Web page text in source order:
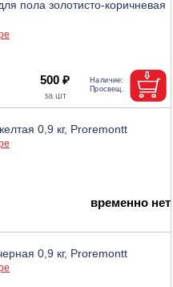
пола золотисто-коричневая
500 ₽
0,9 кг, Proremontt
временно нет
0,9 кг, Proremontt